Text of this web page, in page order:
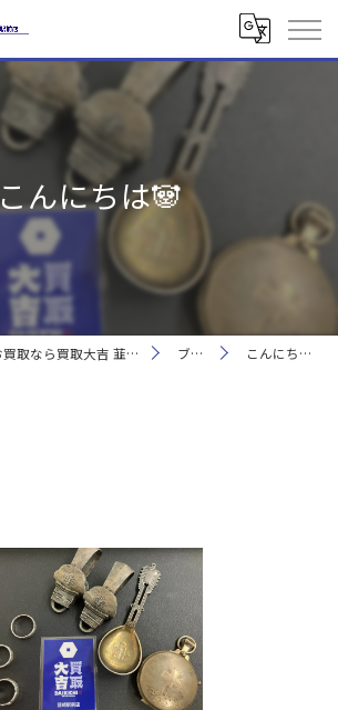
こんにちは🐼
山梨県韮崎市のお買取なら買取大吉 韮崎駅前店 ブログ こんにちは🐼